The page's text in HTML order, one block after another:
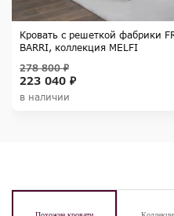
Кровать с решеткой фабрики
BARRI, коллекция MELFI
223 040 ₽
278 800 ₽
в наличии